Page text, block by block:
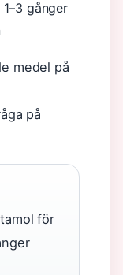
gånger
medel på
på
för